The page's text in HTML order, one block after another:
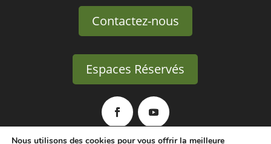
Contactez-nous
Espaces Réservés
Nous utilisons des cookies pour vous offrir la meilleure